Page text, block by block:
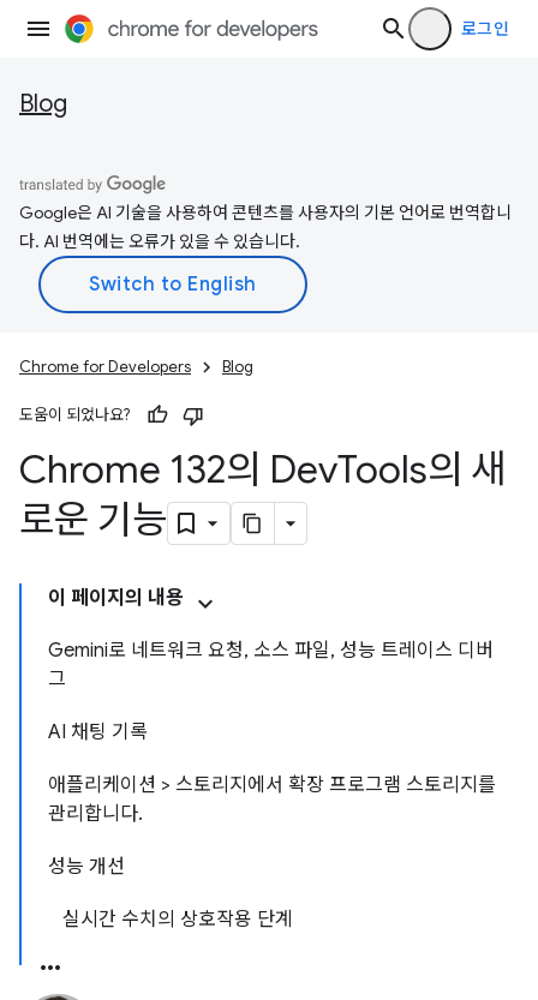
로그인
Blog
Google은 AI 기술을 사용하여 콘텐츠를 사용자의 기본 언어로 번역합니
다. AI 번역에는 오류가 있을 수 있습니다.
Chrome for Developers Blog
도움이 되었나요?
Chrome 132의 DevTools의 새
로운 기능
이 페이지의 내용
Gemini로 네트워크 요청, 소스 파일, 성능 트레이스 디버
그
AI 채팅 기록
애플리케이션 > 스토리지에서 확장 프로그램 스토리지를
관리합니다.
성능 개선
실시간 수치의 상호작용 단계